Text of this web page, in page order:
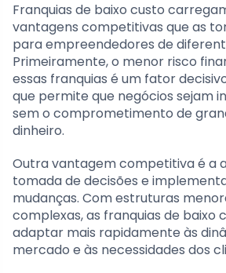
Franquias de baixo custo
vantagens competitivas que as
para empreendedores de
Primeiramente, o menor risco
essas franquias é um fator
que permite que negócios sejam
sem o comprometimento de
dinheiro.
Outra vantagem competitiva é a
tomada de decisões e
mudanças. Com estruturas
complexas, as franquias de baixo
adaptar mais rapidamente às
mercado e às necessidades dos